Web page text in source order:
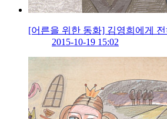
[어른을 위한 동화] 김영희에게 전
2015-10-19 15:02